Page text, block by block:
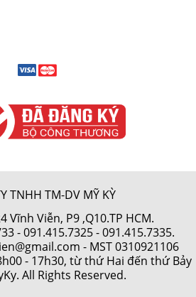
TNHH TM-DV MỸ KỲ
Vĩnh Viễn, P9 ,Q10.TP HCM.
-091.415.7325- 091.415.7335.
- MST 0310921106
- 17h30, từ thứ Hai đến thứ Bảy
All Rights Reserved.